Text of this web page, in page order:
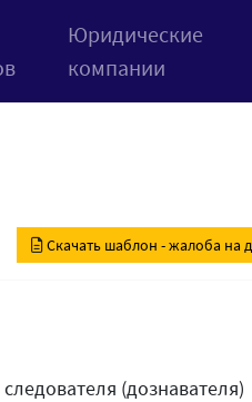
Юридические
компании
Скачать шаблон - жалоба на
(дознавателя)